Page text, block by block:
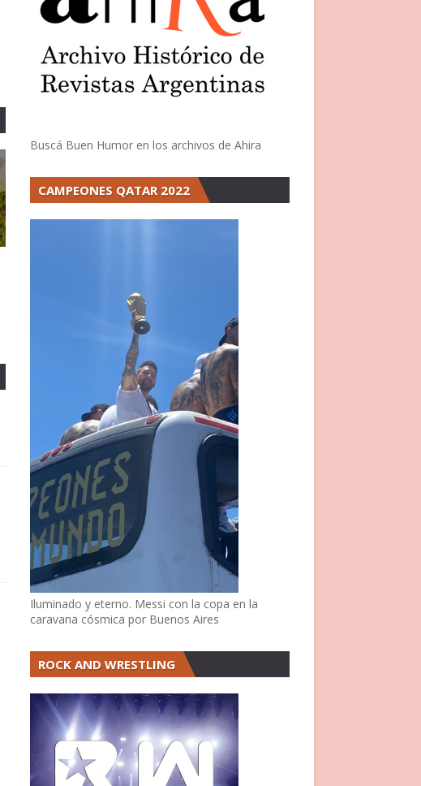
Buscá Buen Humor en los archivos de Ahira
CAMPEONES QATAR 2022
Iluminado y eterno. Messi con la copa en la
caravana cósmica por Buenos Aires
ROCK AND WRESTLING